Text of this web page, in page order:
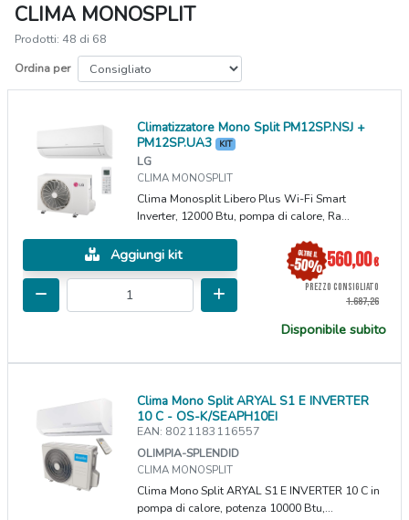
CLIMA MONOSPLIT
Prodotti: 48 di 68
Ordina per
Climatizzatore Mono Split PM12SP.NSJ +
PM12SP.UA3 KIT
LG
CLIMA MONOSPLIT
Clima Monosplit Libero Plus Wi-Fi Smart
Inverter, 12000 Btu, pompa di calore, Ra...
Aggiungi kit 560,00€
PREZZO CONSIGLIATO
1.687,26
Disponibile subito
Clima Mono Split ARYAL S1 E INVERTER
10 C - OS-K/SEAPH10EI
EAN: 8021183116557
OLIMPIA-SPLENDID
CLIMA MONOSPLIT
Clima Mono Split ARYAL S1 E INVERTER 10 C in
pompa di calore, potenza 10000 Btu,...